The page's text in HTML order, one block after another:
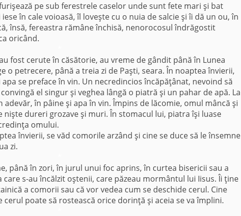
pe sub ferestrele caselor unde sunt fete mari şi bat
în cale voioasă, îl loveşte cu o nuia de salcie şi îi dă un ou, în
însă, fereastra rămâne închisă, nenorocosul îndrăgostit
oricând.
fost cerute în căsătorie, au vreme de gândit până în Lunea
o petrecere, până a treia zi de Paşti, seara. În noaptea învierii,
se preface în vin. Un necredincios încăpăţânat, nevoind să
el singur şi veghea lângă o piatră şi un pahar de apă. La
în pâine şi apa în vin. Împins de lăcomie, omul mâncă şi
dureri grozave şi muri. În stomacul lui, piatra îşi luase
omului.
învierii, se văd comorile arzând şi cine se duce să le însemne
zi.
până în zori, în jurul unui foc aprins, în curtea bisericii sau a
s-au încălzit oştenii, care păzeau mormântul lui Iisus. Îi ţine
a comorii sau că vor vedea cum se deschide cerul. Cine
poate să rostească orice dorinţă şi aceia se va împlini.